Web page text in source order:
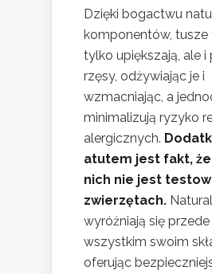
Dzięki bogactwu
komponentów, tusze
tylko upiększają, ale i
rzęsy, odżywiając je i
wzmacniając, a
minimalizują ryzyko
alergicznych.
atutem jest fakt,
nich nie jest
zwierzętach.
wyróżniają się przede
wszystkim swoim
oferując